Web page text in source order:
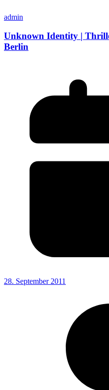
admin
Unknown Identity |
Berlin
28. September 2011